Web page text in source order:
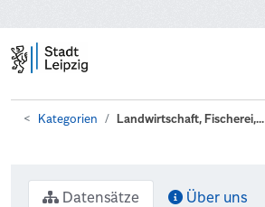
Kategorien Landwirtschaft, Fischerei,...
Datensätze Über uns